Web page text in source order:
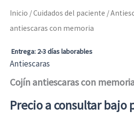
Inicio /Cuidados del paciente /
antiescaras con memoria
Entrega: 2-3 días laborables
Antiescaras
Cojín antiescaras con
Precio a consultar bajo